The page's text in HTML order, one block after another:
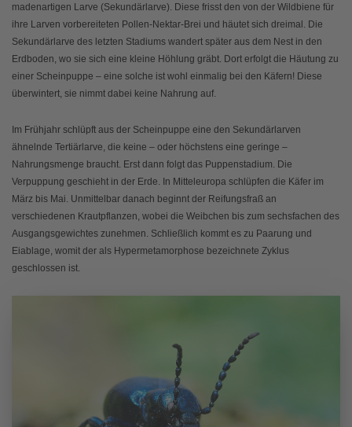
madenartigen Larve (Sekundärlarve). Diese frisst den von der Wildbiene für
ihre Larven vorbereiteten Pollen-Nektar-Brei und häutet sich dreimal. Die
Sekundärlarve des letzten Stadiums wandert später aus dem Nest in den
Erdboden, wo sie sich eine kleine Höhlung gräbt. Dort erfolgt die Häutung zu
einer Scheinpuppe – eine solche ist wohl einmalig bei den Käfern! Diese
überwintert, sie nimmt dabei keine Nahrung auf.
Im Frühjahr schlüpft aus der Scheinpuppe eine den Sekundärlarven
ähnelnde Tertiärlarve, die keine – oder höchstens eine geringe –
Nahrungsmenge braucht. Erst dann folgt das Puppenstadium. Die
Verpuppung geschieht in der Erde. In Mitteleuropa schlüpfen die Käfer im
März bis Mai. Unmittelbar danach beginnt der Reifungsfraß an
verschiedenen Krautpflanzen, wobei die Weibchen bis zum sechsfachen des
Ausgangsgewichtes zunehmen. Schließlich kommt es zu Paarung und
Eiablage, womit der als Hypermetamorphose bezeichnete Zyklus
geschlossen ist.